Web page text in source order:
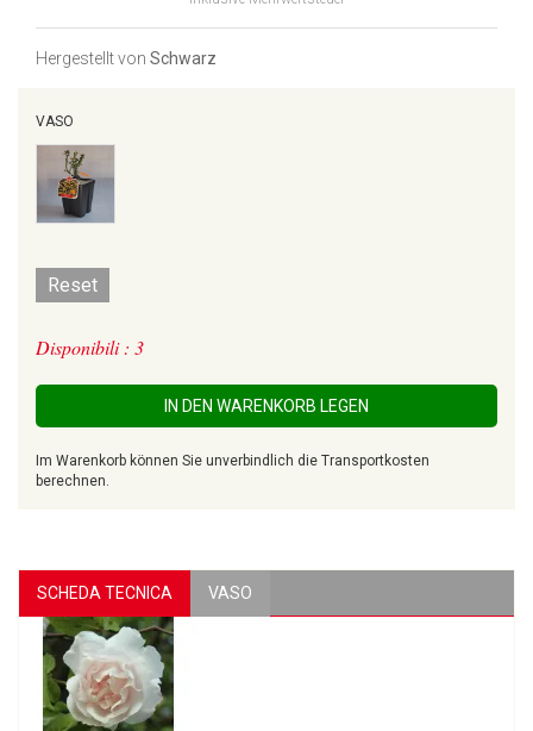
Hergestellt von Schwarz
VASO
Reset
Disponibili : 3
IN DEN WARENKORB LEGEN
Im Warenkorb können Sie unverbindlich die Transportkosten
berechnen.
SCHEDA TECNICA VASO